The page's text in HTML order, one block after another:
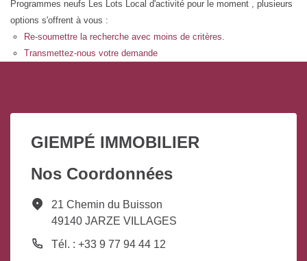
Programmes neufs Les Lots Local d'activité pour le moment , plusieurs
options s'offrent à vous :
Re-soumettre la recherche avec moins de critères.
Transmettez-nous votre demande
GIEMPÉ IMMOBILIER
Nos Coordonnées
21 Chemin du Buisson
49140 JARZE VILLAGES
Tél. : +33 9 77 94 44 12